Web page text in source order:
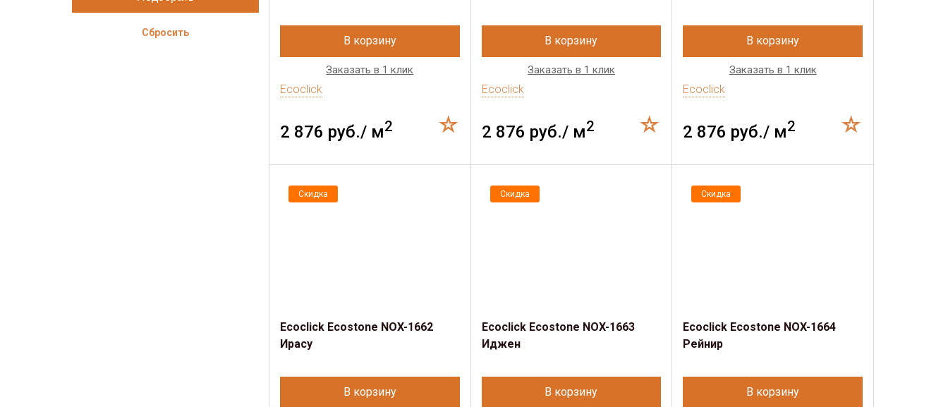
Сбросить
В корзину
Заказать в 1 клик
Ecoclick
2 876 руб./ м2
В корзину
Заказать в 1 клик
Ecoclick
2 876 руб./ м2
В корзину
Заказать в 1 клик
Ecoclick
2 876 руб./ м2
Скидка
Ecoclick Ecostone NOX-1662
Ирасу
В корзину
Скидка
Ecoclick Ecostone NOX-1663
Иджен
В корзину
Скидка
Ecoclick Ecostone NOX-1664
Рейнир
В корзину